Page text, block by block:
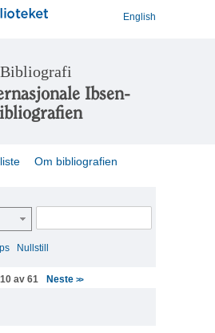
English
Bibliografi
Ibsen-
Om bibliografien
Nullstill
av 61 Neste>>